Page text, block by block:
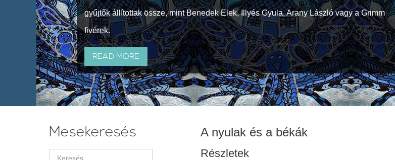
gyűjtők állítottak össze, mint Benedek Elek, Illyés Gyula, Arany László vagy a Grimm
fivérek.
READ MORE
A nyulak és a békák
Részletek
Mesekeresés